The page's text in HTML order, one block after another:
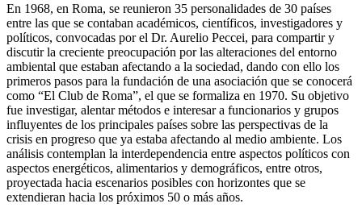
En 1968, en Roma, se reunieron 35 personalidades de 30 países
entre las que se contaban académicos, científicos, investigadores y
políticos, convocadas por el Dr. Aurelio Peccei, para compartir y
discutir la creciente preocupación por las alteraciones del entorno
ambiental que estaban afectando a la sociedad, dando con ello los
primeros pasos para la fundación de una asociación que se conocerá
como “El Club de Roma”, el que se formaliza en 1970. Su objetivo
fue investigar, alentar métodos e interesar a funcionarios y grupos
influyentes de los principales países sobre las perspectivas de la
crisis en progreso que ya estaba afectando al medio ambiente. Los
análisis contemplan la interdependencia entre aspectos políticos con
aspectos energéticos, alimentarios y demográficos, entre otros,
proyectada hacia escenarios posibles con horizontes que se
extendieran hacia los próximos 50 o más años.